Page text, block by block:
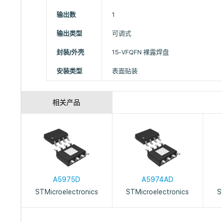
输出数 1
输出类型 可调式
封装/外壳 15-VFQFN 裸露焊盘
安装类型 表面贴装
相关产品
A5975D
STMicroelectronics
A5974AD
STMicroelectronics